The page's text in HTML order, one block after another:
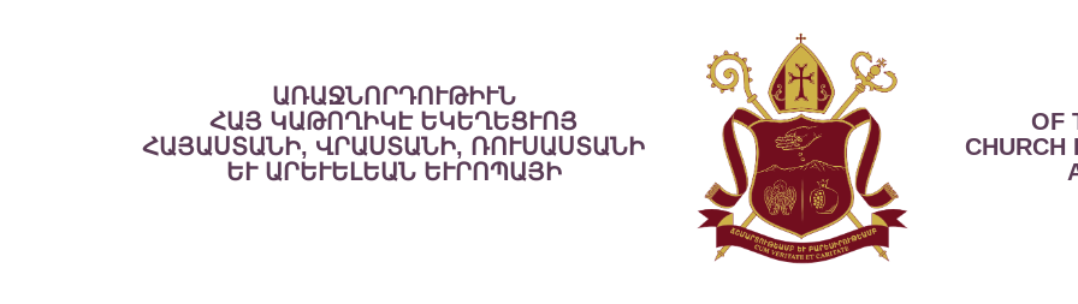
ԱՌԱՋՆՈՐԴՈՒԹԻՒՆ
ՀԱՅ ԿԱԹՈՂԻԿԷ ԵԿԵՂԵՑՒՈՅ
ՀԱՅԱՍՏԱՆԻ, ՎՐԱՍՏԱՆԻ, ՌՈՒՍԱՍՏԱՆԻ
ԵՒ ԱՐԵՒԵԼԵԱՆ ԵՒՐՈՊԱՅԻ
OF
CHURCH